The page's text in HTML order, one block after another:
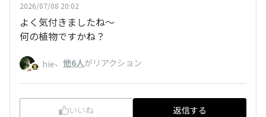
2026/07/08 20:02
よく気付きましたね～
何の植物ですかね？
hie、 他6人がリアクション
いいね 返信する